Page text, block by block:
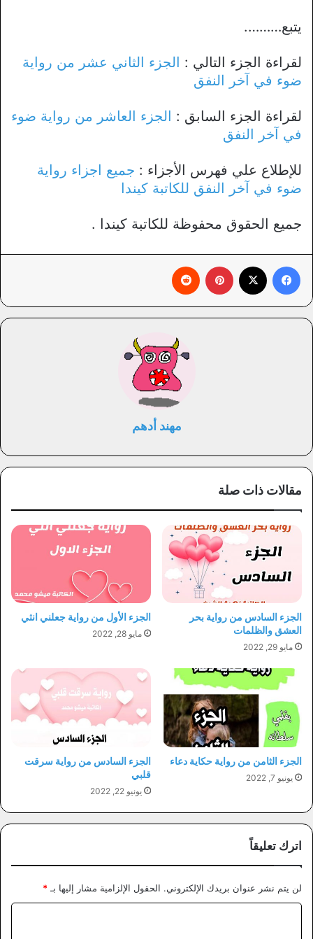
يتبع……….
لقراءة الجزء التالي : الجزء الثاني عشر من رواية
ضوء في آخر النفق
لقراءة الجزء السابق : الجزء العاشر من رواية ضوء
في آخر النفق
للإطلاع علي فهرس الأجزاء : جميع اجزاء رواية
ضوء في آخر النفق للكاتبة كيندا
جميع الحقوق محفوظة للكاتبة كيندا .
مهند أدهم
مقالات ذات صلة
الجزء السادس من رواية بحر
العشق والظلمات
مايو 29, 2022
الجزء الأول من رواية جعلني انثي
مايو 28, 2022
الجزء الثامن من رواية حكاية دعاء
يونيو 7, 2022
الجزء السادس من رواية سرقت
قلبي
يونيو 22, 2022
اترك تعليقاً
لن يتم نشر عنوان بريدك الإلكتروني. الحقول الإلزامية مشار إليها بـ *